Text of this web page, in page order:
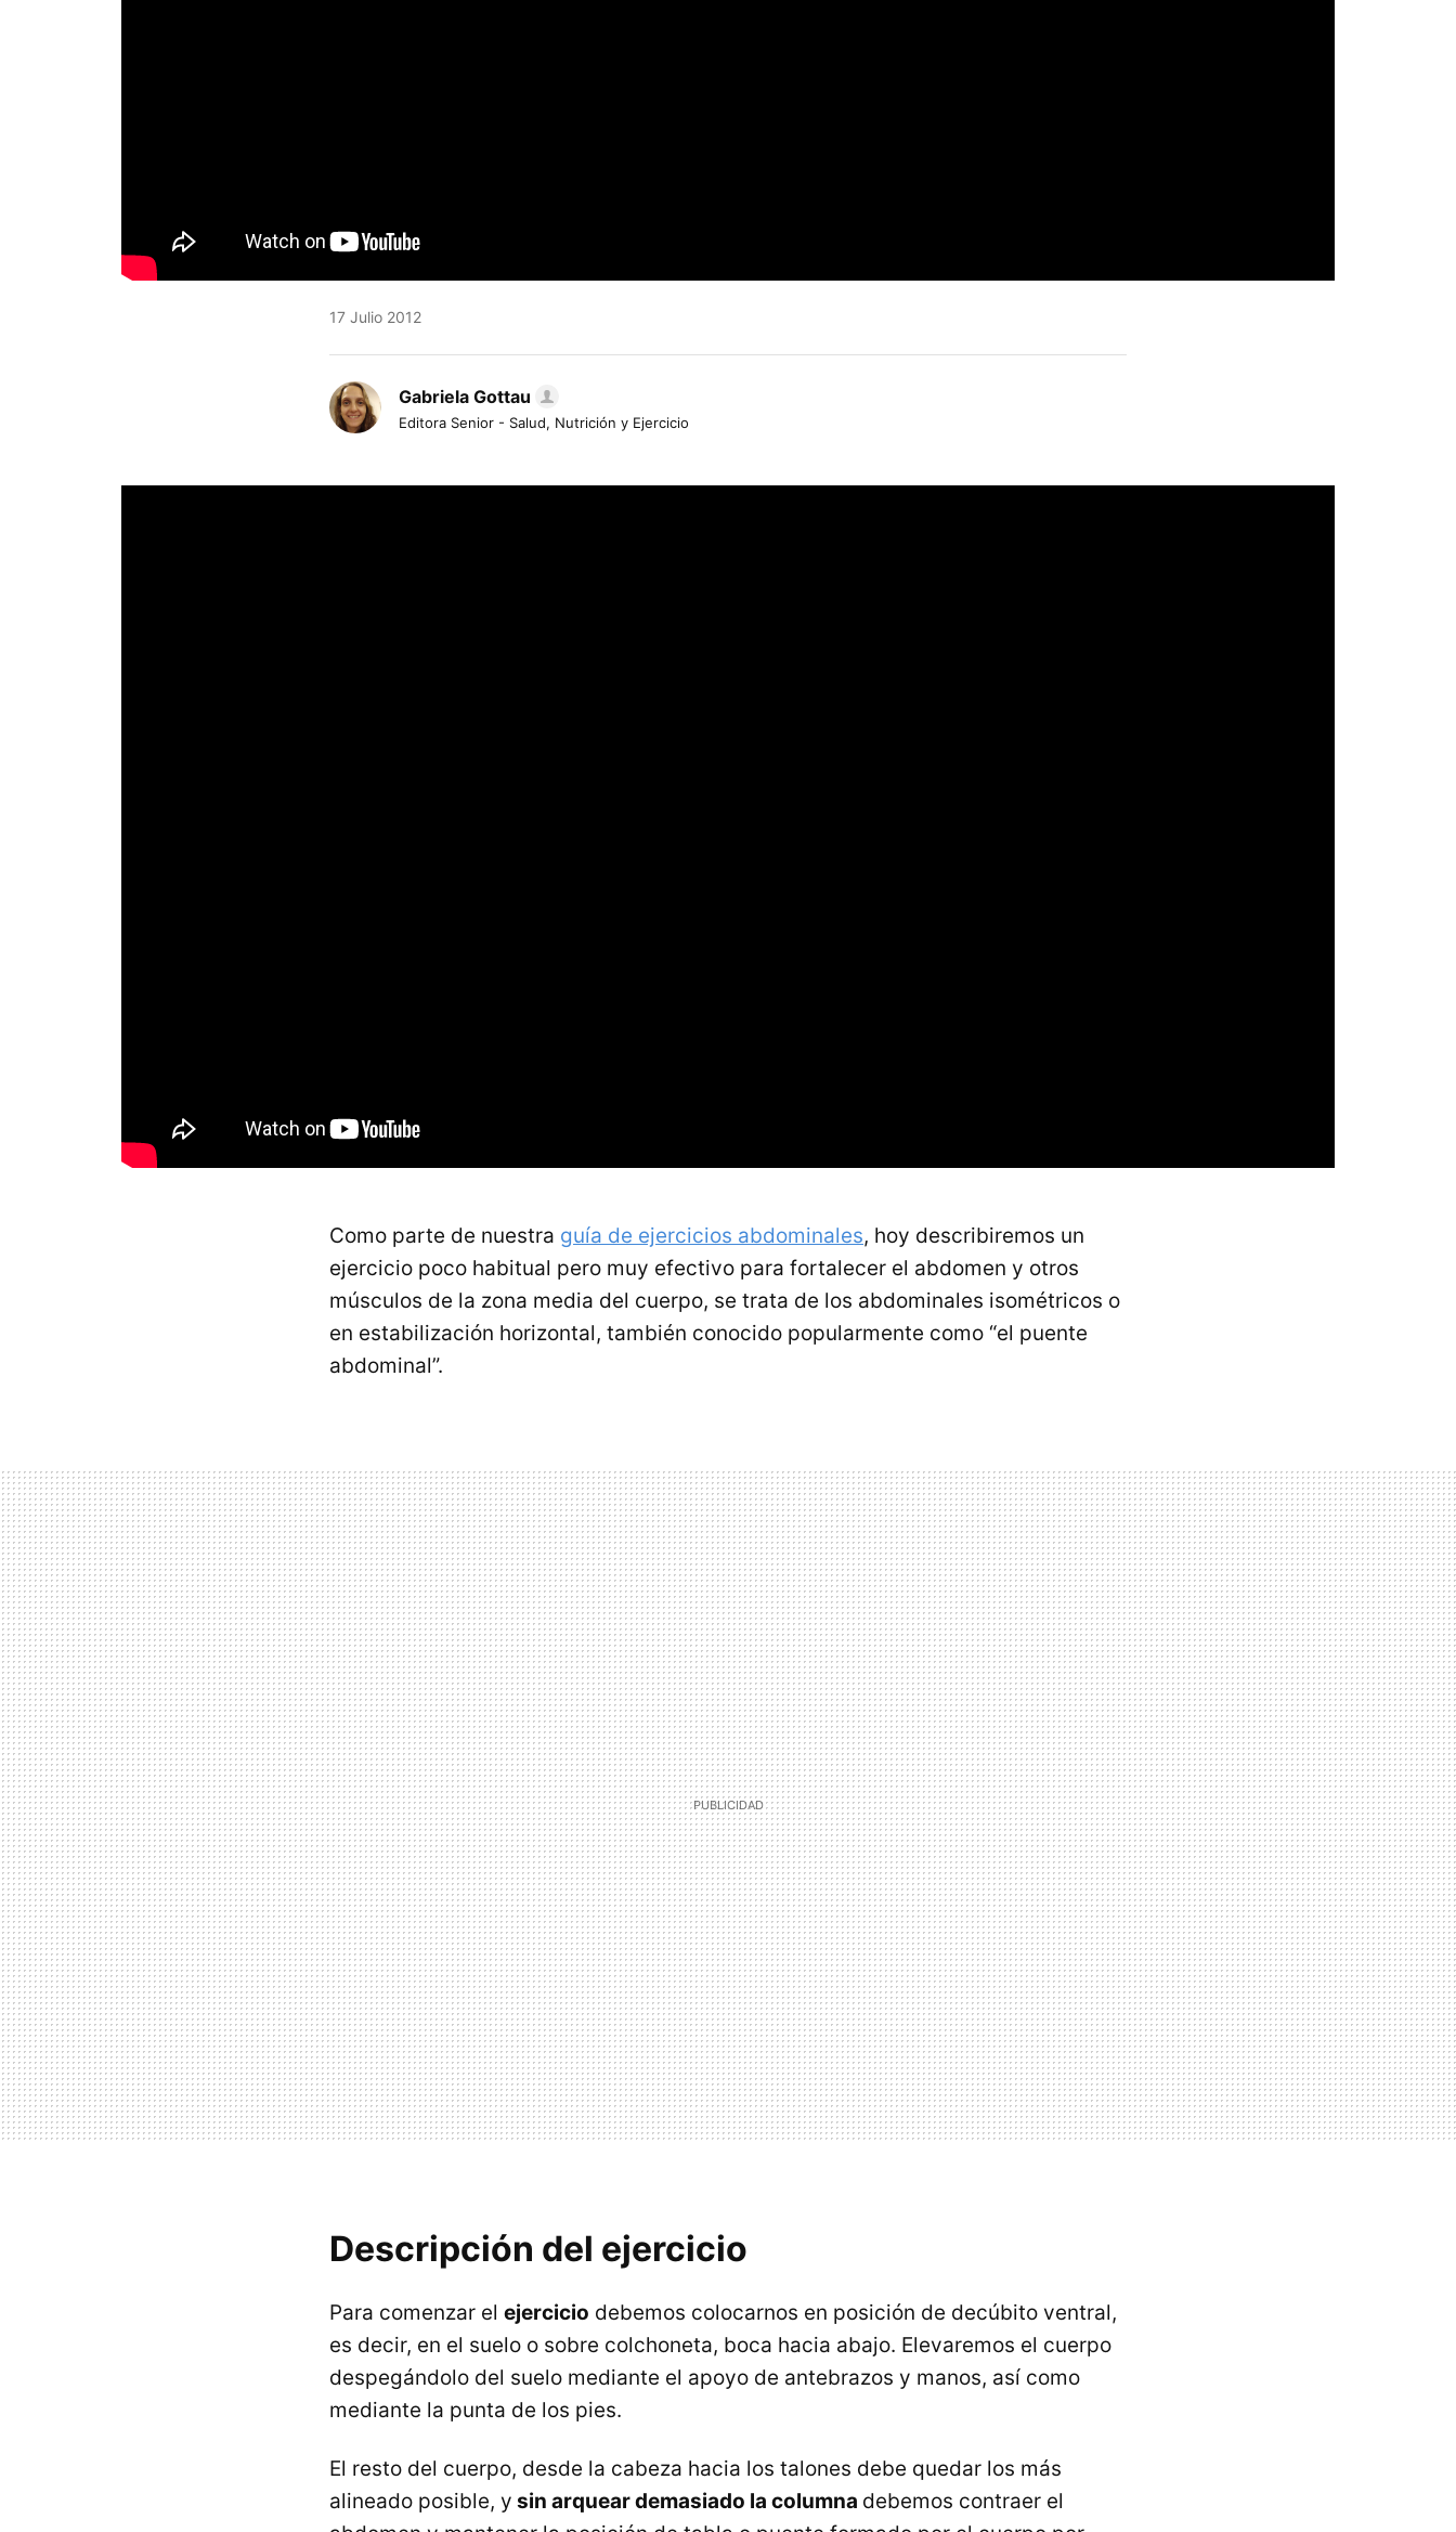
17 Julio 2012
Gabriela Gottau
Editora Senior - Salud, Nutrición y Ejercicio
Como parte de nuestra guía de ejercicios abdominales, hoy describiremos un
ejercicio poco habitual pero muy efectivo para fortalecer el abdomen y otros
músculos de la zona media del cuerpo, se trata de los abdominales isométricos o
en estabilización horizontal, también conocido popularmente como “el puente
abdominal”.
Descripción del ejercicio
Para comenzar el ejercicio debemos colocarnos en posición de decúbito ventral,
es decir, en el suelo o sobre colchoneta, boca hacia abajo. Elevaremos el cuerpo
despegándolo del suelo mediante el apoyo de antebrazos y manos, así como
mediante la punta de los pies.
El resto del cuerpo, desde la cabeza hacia los talones debe quedar los más
alineado posible, y sin arquear demasiado la columna debemos contraer el